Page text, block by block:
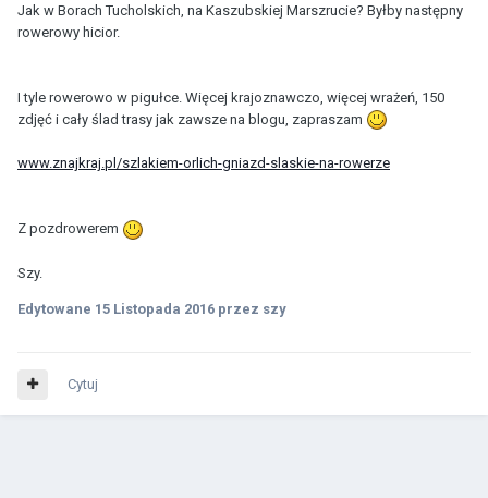
Jak w Borach Tucholskich, na Kaszubskiej Marszrucie? Byłby następny
rowerowy hicior.
I tyle rowerowo w pigułce. Więcej krajoznawczo, więcej wrażeń, 150
zdjęć i cały ślad trasy jak zawsze na blogu, zapraszam
www.znajkraj.pl/szlakiem-orlich-gniazd-slaskie-na-rowerze
Z pozdrowerem
Szy.
Edytowane 15 Listopada 2016 przez szy
Cytuj